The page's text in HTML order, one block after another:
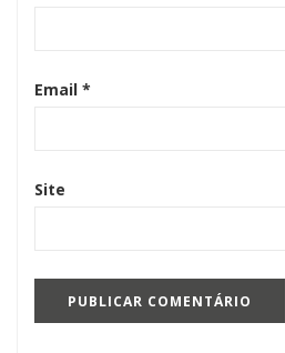
Email *
Site